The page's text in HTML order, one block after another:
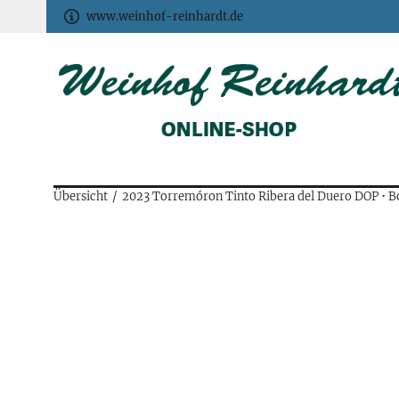
www.weinhof-reinhardt.de
Übersicht 2023 Torremóron Tinto Ribera del Duero DOP •